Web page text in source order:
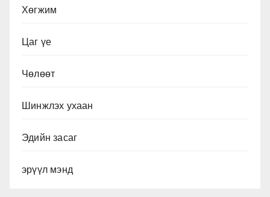
Хөгжим
Цаг үе
Чөлөөт
Шинжлэх ухаан
Эдийн засаг
эрүүл мэнд